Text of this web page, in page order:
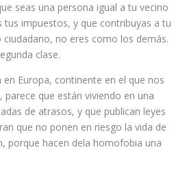
seas una persona igual a tu vecino
tus impuestos, y que contribuyas a tu
no eres como los demás.
clase.
en Europa, continente en el que nos
que están viviendo en una
de atrasos, y que publican leyes
que no ponen en riesgo la vida de
porque hacen dela homofobia una